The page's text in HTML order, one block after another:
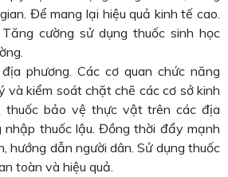
Để mang lại hiệu quả kinh tế cao.
cường sử dụng thuốc sinh học
phương. Các cơ quan chức năng
và kiểm soát chặt chẽ các cơ sở kinh
thuốc bảo vệ thực vật trên các địa
nhập thuốc lậu. Đồng thời đẩy mạnh
hướng dẫn người dân. Sử dụng thuốc
toàn và hiệu quả.